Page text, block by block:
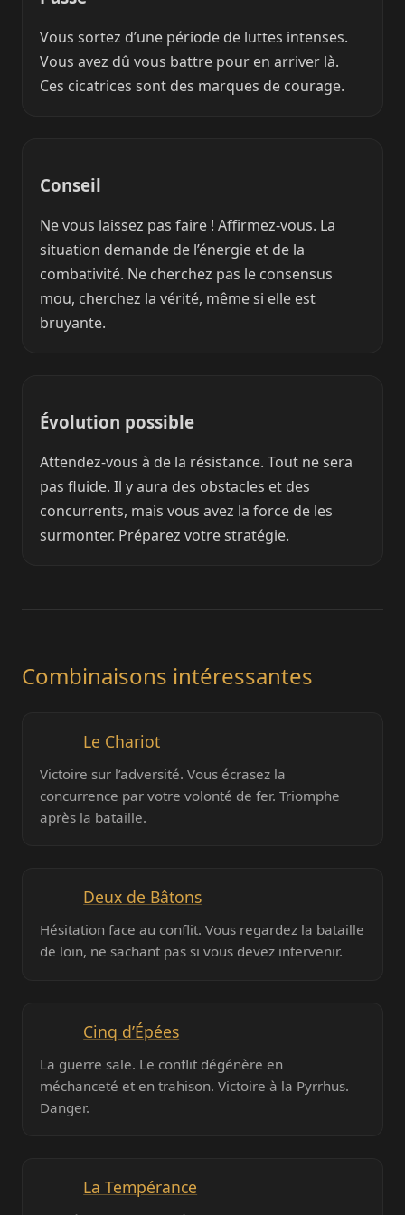
Vous sortez d’une période de luttes intenses.
Vous avez dû vous battre pour en arriver là.
Ces cicatrices sont des marques de courage.
Conseil
Ne vous laissez pas faire ! Affirmez-vous. La
situation demande de l’énergie et de la
combativité. Ne cherchez pas le consensus
mou, cherchez la vérité, même si elle est
bruyante.
Évolution possible
Attendez-vous à de la résistance. Tout ne sera
pas fluide. Il y aura des obstacles et des
concurrents, mais vous avez la force de les
surmonter. Préparez votre stratégie.
Combinaisons intéressantes
Le Chariot
Victoire sur l’adversité. Vous écrasez la
concurrence par votre volonté de fer. Triomphe
après la bataille.
Deux de Bâtons
Hésitation face au conflit. Vous regardez la bataille
de loin, ne sachant pas si vous devez intervenir.
Cinq d’Épées
La guerre sale. Le conflit dégénère en
méchanceté et en trahison. Victoire à la Pyrrhus.
Danger.
La Tempérance